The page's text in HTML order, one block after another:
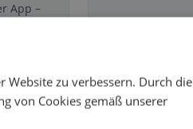
App –
zu verbessern. Durch die
von Cookies gemäß unserer